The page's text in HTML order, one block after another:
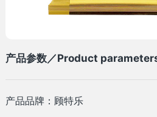
产品参数／Product
产品品牌：顾特乐